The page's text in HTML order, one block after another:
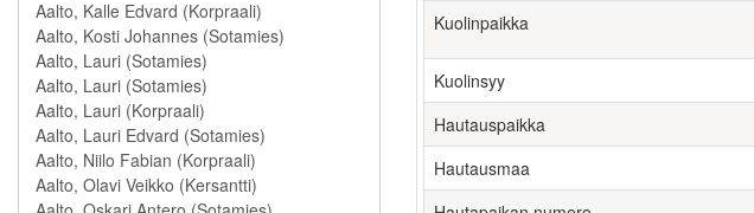
Kuolinpaikka
Kuolinsyy
Hautauspaikka
Hautausmaa